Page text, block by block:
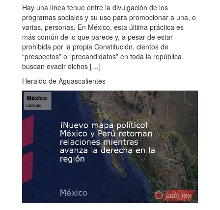
Hay una línea tenue entre la divulgación de los
programas sociales y su uso para promocionar a una, o
varias, personas. En México, esta última práctica es
más común de lo que parece y, a pesar de estar
prohibida por la propia Constitución, cientos de
“prospectos” o “precandidatos” en toda la república
buscan evadir dichos […]
Heraldo de Aguascalientes